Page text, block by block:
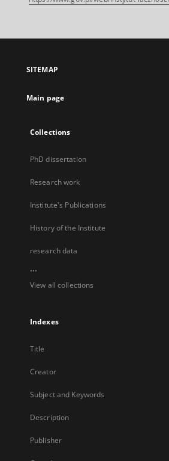
SITEMAP
Main page
Collections
PhD dissertation
Research work
Institute's Publications
History of the Institute
research data
...
View all collections
Indexes
Title
Creator
Subject and Keywords
Description
Publisher